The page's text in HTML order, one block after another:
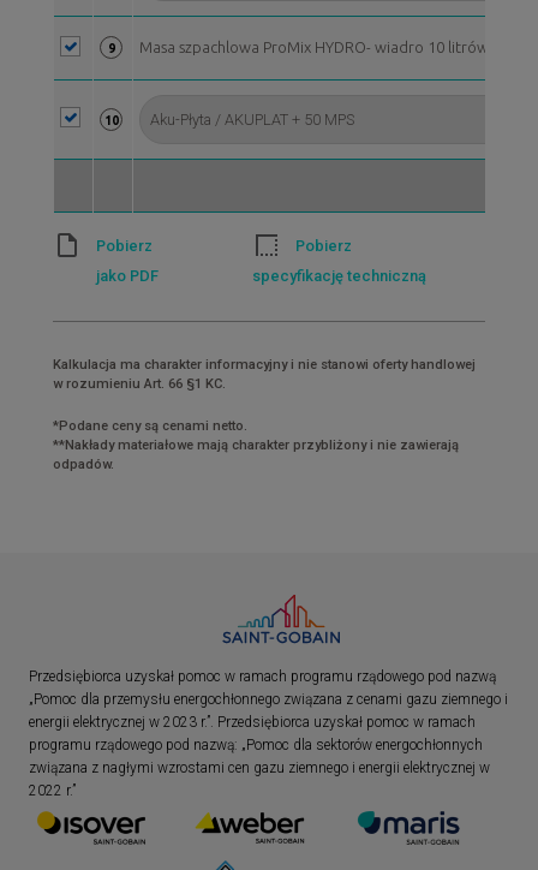
9 Masa szpachlowa ProMix HYDRO- wiadro 10 litrów*
10
Pobierz
jako PDF
Pobierz
specyfikację techniczną
Kalkulacja ma charakter informacyjny i nie stanowi oferty handlowej
w rozumieniu Art. 66 §1 KC.
*Podane ceny są cenami netto.
**Nakłady materiałowe mają charakter przybliżony i nie zawierają
odpadów.
Przedsiębiorca uzyskał pomoc w ramach programu rządowego pod nazwą
„Pomoc dla przemysłu energochłonnego związana z cenami gazu ziemnego i
energii elektrycznej w 2023 r.”. Przedsiębiorca uzyskał pomoc w ramach
programu rządowego pod nazwą: „Pomoc dla sektorów energochłonnych
związana z nagłymi wzrostami cen gazu ziemnego i energii elektrycznej w
2022 r.”